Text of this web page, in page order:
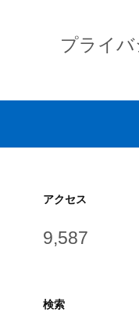
プライ
アクセス
9,587
検索